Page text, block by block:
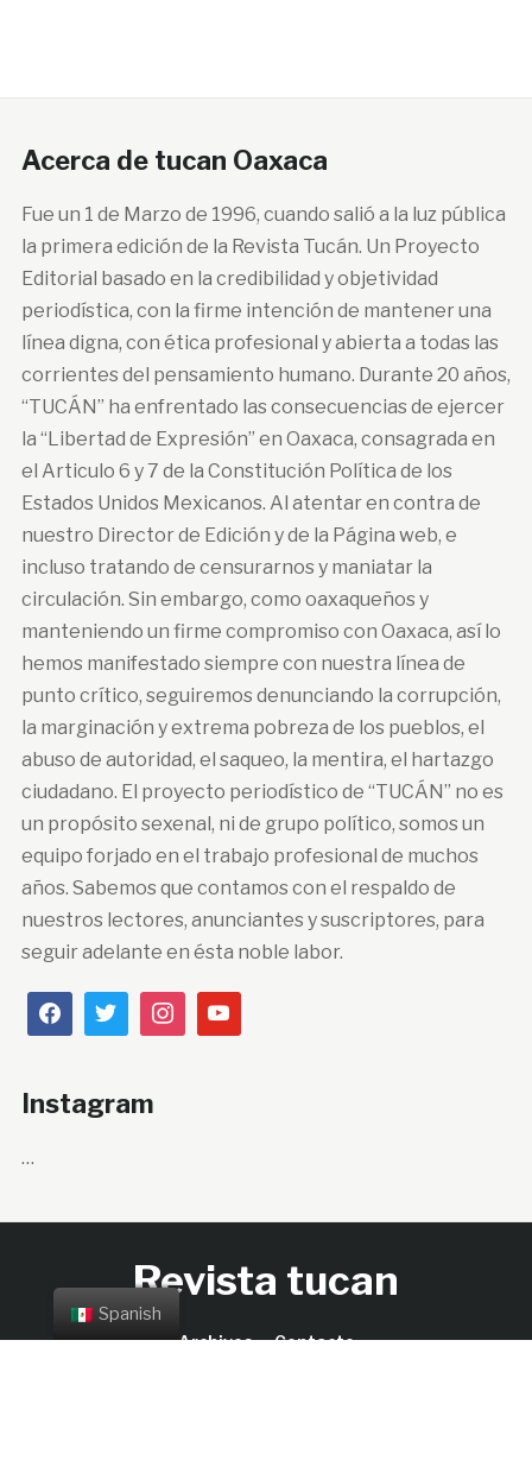
Acerca de tucan Oaxaca
Fue un 1 de Marzo de 1996, cuando salió a la luz pública
la primera edición de la Revista Tucán. Un Proyecto
Editorial basado en la credibilidad y objetividad
periodística, con la firme intención de mantener una
línea digna, con ética profesional y abierta a todas las
corrientes del pensamiento humano. Durante 20 años,
“TUCÁN” ha enfrentado las consecuencias de ejercer
la “Libertad de Expresión” en Oaxaca, consagrada en
el Articulo 6 y 7 de la Constitución Política de los
Estados Unidos Mexicanos. Al atentar en contra de
nuestro Director de Edición y de la Página web, e
incluso tratando de censurarnos y maniatar la
circulación. Sin embargo, como oaxaqueños y
manteniendo un firme compromiso con Oaxaca, así lo
hemos manifestado siempre con nuestra línea de
punto crítico, seguiremos denunciando la corrupción,
la marginación y extrema pobreza de los pueblos, el
abuso de autoridad, el saqueo, la mentira, el hartazgo
ciudadano. El proyecto periodístico de “TUCÁN” no es
un propósito sexenal, ni de grupo político, somos un
equipo forjado en el trabajo profesional de muchos
años. Sabemos que contamos con el respaldo de
nuestros lectores, anunciantes y suscriptores, para
seguir adelante en ésta noble labor.
Instagram
…
Revista tucan
Archivos Contacto
Spanish